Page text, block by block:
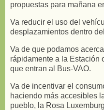
propuestas para mañana
Va reducir el uso del
desplazamientos dentro
Va de que podamos
rápidamente a la Estación
que entran al Bus-VAO.
Va de incentivar el
haciendo más accesibles
pueblo, la Rosa